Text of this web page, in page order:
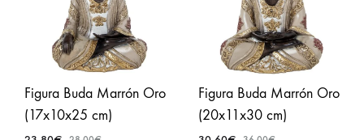
Figura Buda Marrón Oro
(17x10x25 cm)
Figura Buda Marrón Oro
(20x11x30 cm)